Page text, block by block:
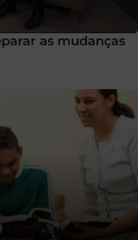
as mudanças